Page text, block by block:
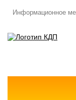
Информационное